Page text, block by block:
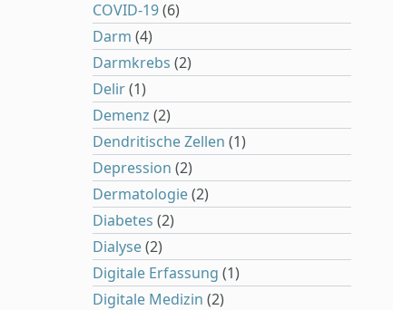
COVID-19(6)
Darm (4)
Darmkrebs (2)
Delir(1)
Demenz (2)
Dendritische Zellen (1)
Depression (2)
Dermatologie(2)
Diabetes (2)
Dialyse(2)
Digitale Erfassung (1)
Digitale Medizin (2)